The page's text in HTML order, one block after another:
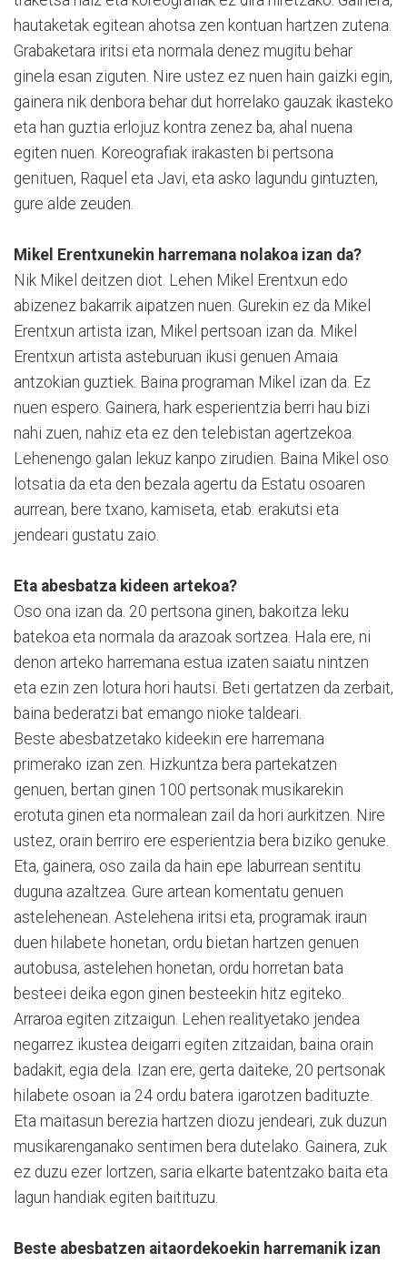
hautaketak egitean ahotsa zen kontuan hartzen zutena.
Grabaketara iritsi eta normala denez mugitu behar
ginela esan ziguten. Nire ustez ez nuen hain gaizki egin,
gainera nik denbora behar dut horrelako gauzak ikasteko
eta han guztia erlojuz kontra zenez ba, ahal nuena
egiten nuen. Koreografiak irakasten bi pertsona
genituen, Raquel eta Javi, eta asko lagundu gintuzten,
gure alde zeuden.
Mikel Erentxunekin harremana nolakoa izan da?
Nik Mikel deitzen diot. Lehen Mikel Erentxun edo
abizenez bakarrik aipatzen nuen. Gurekin ez da Mikel
Erentxun artista izan, Mikel pertsoan izan da. Mikel
Erentxun artista asteburuan ikusi genuen Amaia
antzokian guztiek. Baina programan Mikel izan da. Ez
nuen espero. Gainera, hark esperientzia berri hau bizi
nahi zuen, nahiz eta ez den telebistan agertzekoa.
Lehenengo galan lekuz kanpo zirudien. Baina Mikel oso
lotsatia da eta den bezala agertu da Estatu osoaren
aurrean, bere txano, kamiseta, etab. erakutsi eta
jendeari gustatu zaio.
Eta abesbatza kideen artekoa?
Oso ona izan da. 20 pertsona ginen, bakoitza leku
batekoa eta normala da arazoak sortzea. Hala ere, ni
denon arteko harremana estua izaten saiatu nintzen
eta ezin zen lotura hori hautsi. Beti gertatzen da zerbait,
baina bederatzi bat emango nioke taldeari.
Beste abesbatzetako kideekin ere harremana
primerako izan zen. Hizkuntza bera partekatzen
genuen, bertan ginen 100 pertsonak musikarekin
erotuta ginen eta normalean zail da hori aurkitzen. Nire
ustez, orain berriro ere esperientzia bera biziko genuke.
Eta, gainera, oso zaila da hain epe laburrean sentitu
duguna azaltzea. Gure artean komentatu genuen
astelehenean. Astelehena iritsi eta, programak iraun
duen hilabete honetan, ordu bietan hartzen genuen
autobusa, astelehen honetan, ordu horretan bata
besteei deika egon ginen besteekin hitz egiteko.
Arraroa egiten zitzaigun. Lehen realityetako jendea
negarrez ikustea deigarri egiten zitzaidan, baina orain
badakit, egia dela. Izan ere, gerta daiteke, 20 pertsonak
hilabete osoan ia 24 ordu batera igarotzen badituzte.
Eta maitasun berezia hartzen diozu jendeari, zuk duzun
musikarenganako sentimen bera dutelako. Gainera, zuk
ez duzu ezer lortzen, saria elkarte batentzako baita eta
lagun handiak egiten baitituzu.
Beste abesbatzen aitaordekoekin harremanik izan